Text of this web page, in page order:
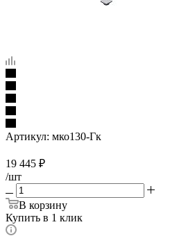
Артикул: мко130-Гк
19 445 ₽
/шт
В корзину
Купить в 1 клик